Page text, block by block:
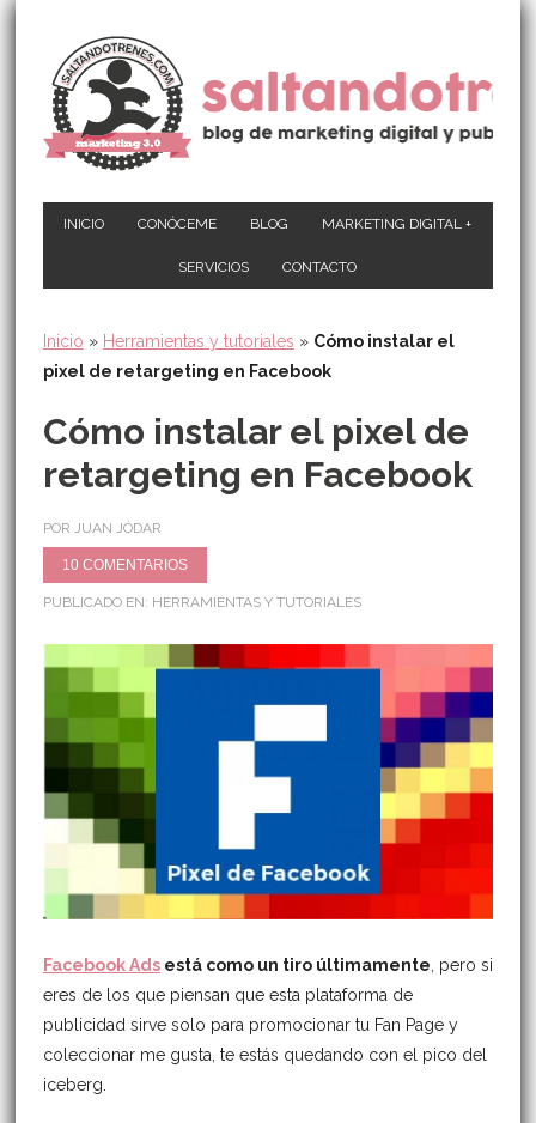
INICIO CONÓCEME BLOG MARKETING DIGITAL +
SERVICIOS CONTACTO
Inicio » Herramientas y tutoriales » Cómo instalar el
pixel de retargeting en Facebook
Cómo instalar el pixel de
retargeting en Facebook
POR JUAN JÓDAR
10 COMENTARIOS
PUBLICADO EN: HERRAMIENTAS Y TUTORIALES
Facebook Adsestá como un tiro últimamente , pero si
eres de los que piensan que esta plataforma de
publicidad sirve solo para promocionar tu Fan Page y
coleccionar me gusta, te estás quedando con el pico del
iceberg.